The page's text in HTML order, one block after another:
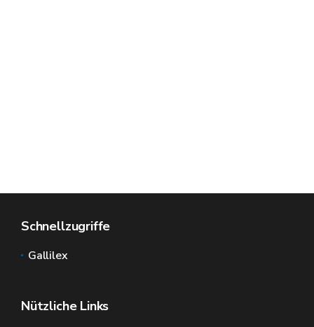
Schnellzugriffe
Gallilex
Nützliche Links